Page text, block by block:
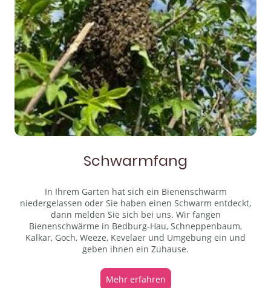
Schwarmfang
In Ihrem Garten hat sich ein Bienenschwarm
niedergelassen oder Sie haben einen Schwarm entdeckt,
dann melden Sie sich bei uns. Wir fangen
Bienenschwärme in Bedburg-Hau, Schneppenbaum,
Kalkar, Goch, Weeze, Kevelaer und Umgebung ein und
geben ihnen ein Zuhause.
Mehr erfahren